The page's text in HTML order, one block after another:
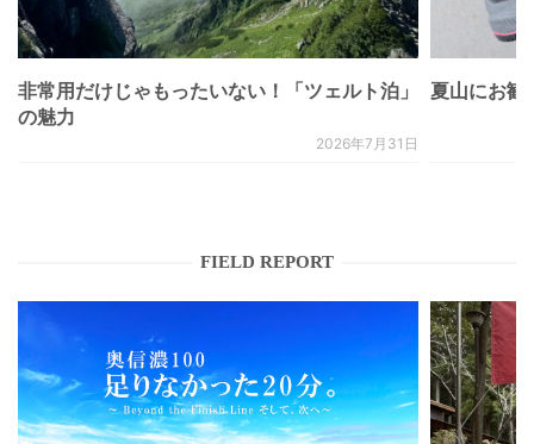
非常用だけじゃもったいない！「ツェルト泊」
の魅力
2026年7月31日
夏山にお
FIELD REPORT